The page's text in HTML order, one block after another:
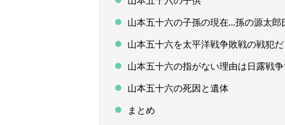
山本五十六の子孫の現在…孫の源太
山本五十六を太平洋戦争敗戦の戦犯
山本五十六の指がない理由は日露戦
山本五十六の死因と遺体
まとめ